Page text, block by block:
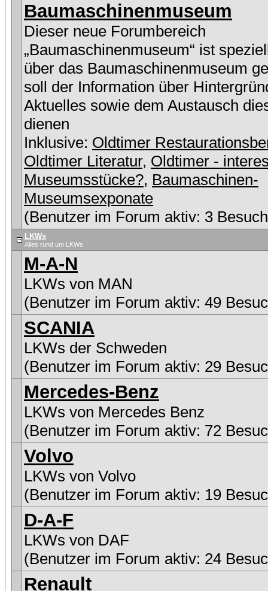
Baumaschinenmuseum
Dieser neue Forumbereich
„Baumaschinenmuseum“ ist
über das Baumaschinenmuseum
soll der Information über
Aktuelles sowie dem Austausch
dienen
Inklusive: Oldtimer
Oldtimer Literatur, Oldtimer -
Museumsstücke?, Baumaschinen-
Museumsexponate
(Benutzer im Forum aktiv: 3
LKWs
Alles rund um LKWs
M-A-N
LKWs von MAN
(Benutzer im Forum aktiv: 49
SCANIA
LKWs der Schweden
(Benutzer im Forum aktiv: 29
Mercedes-Benz
LKWs von Mercedes Benz
(Benutzer im Forum aktiv: 72
Volvo
LKWs von Volvo
(Benutzer im Forum aktiv: 19
D-A-F
LKWs von DAF
(Benutzer im Forum aktiv: 24
Renault